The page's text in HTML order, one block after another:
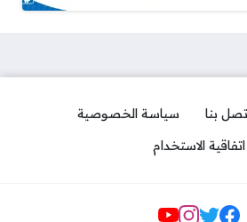
بنا
سياسة الخصوصية
اتفاقية الاستخدام